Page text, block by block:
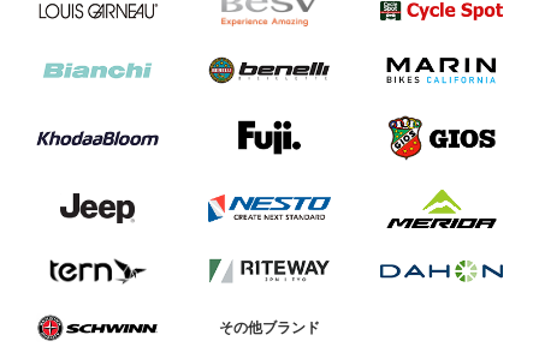
その他ブランド